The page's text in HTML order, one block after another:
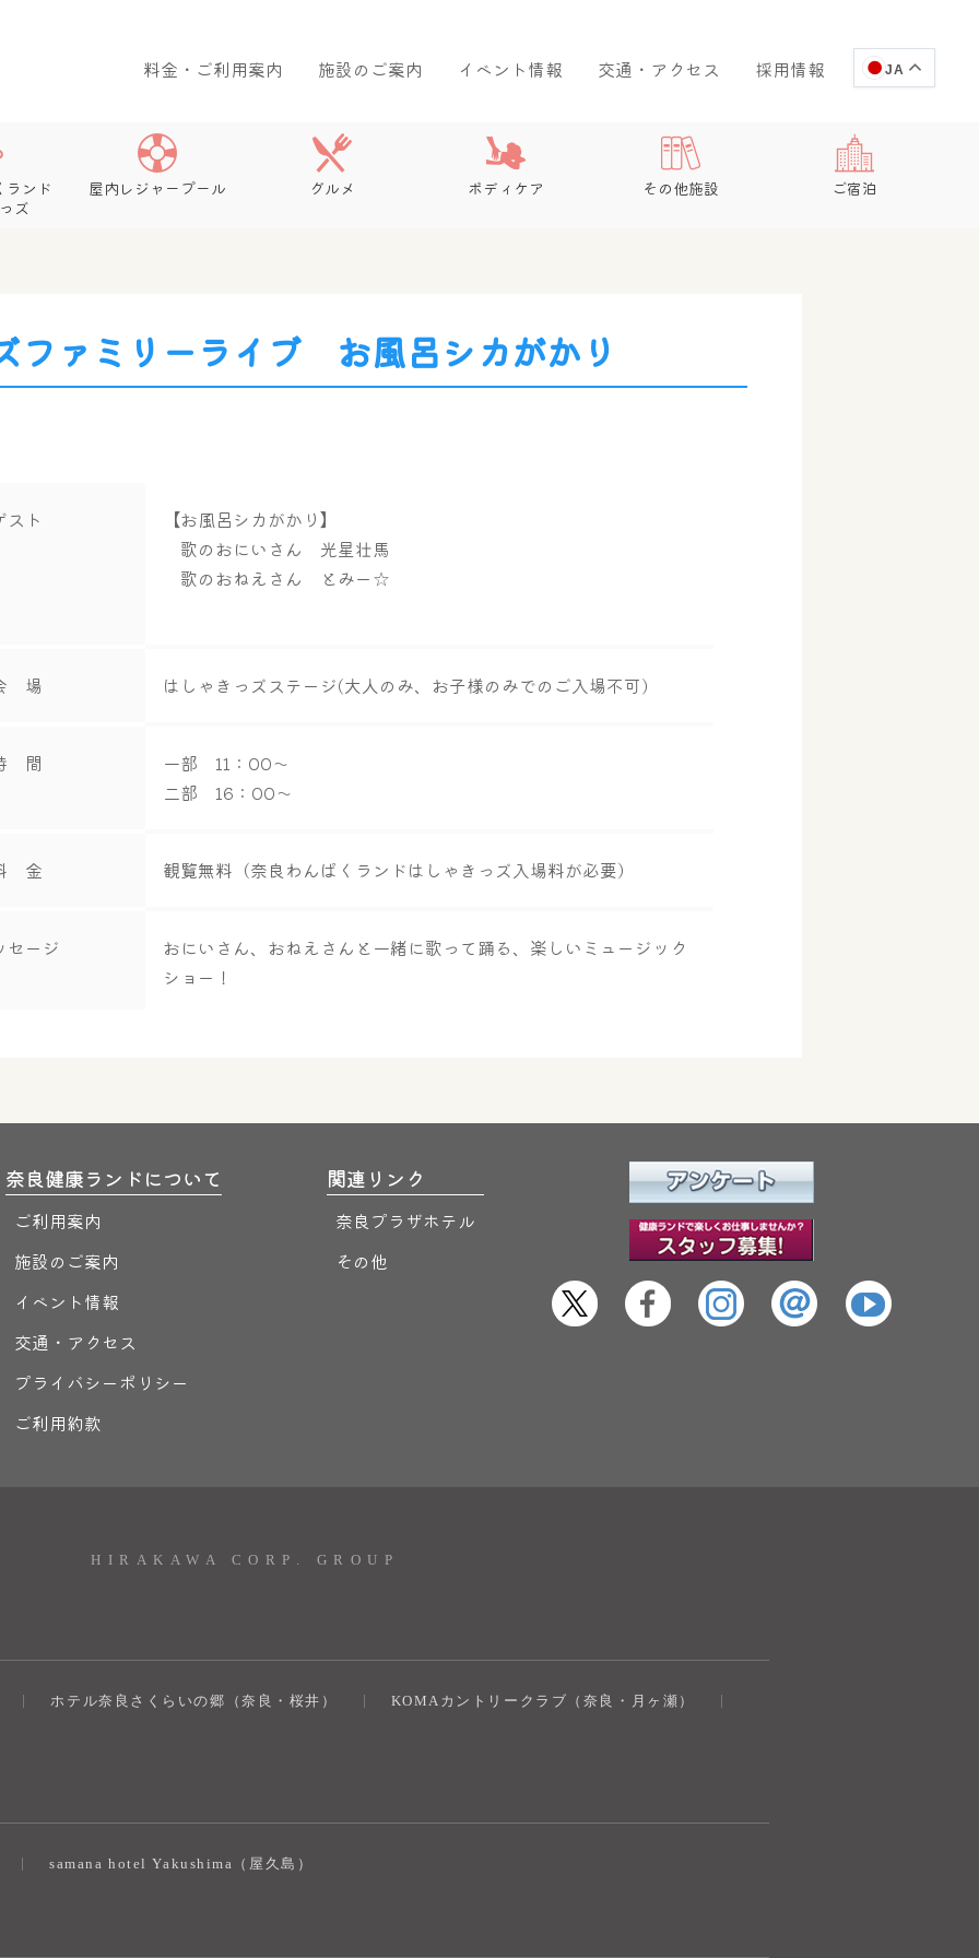
料金・ご利用案内 施設のご案内 イベント情報 交通・アクセス 採用情報 JA
ランド
ズ
屋内レジャープール グルメ ボディケア その他施設 ご宿泊
ファミリーライブ お風呂シカがかり
スト
【お風呂シカがかり】
歌のおにいさん 光星壮馬
歌のおねえさん とみー☆
場 はしゃきっズステージ(大人のみ、お子様のみでのご入場不可)
間
一部 11：00～
二部 16：00～
金 観覧無料（奈良わんぱくランドはしゃきっズ入場料が必要）
セージ
おにいさん、おねえさんと一緒に歌って踊る、楽しいミュージック
ショー！
奈良健康ランドについて
ご利用案内
施設のご案内
イベント情報
交通・アクセス
プライバシーポリシー
ご利用約款
関連リンク
奈良プラザホテル
その他
HIRAKAWA CORP. GROUP
ホテル奈良さくらいの郷（奈良・桜井）
KOMAカントリークラブ（奈良・月ヶ瀬）
samana hotel Yakushima（屋久島）
奈良健康ランド
AIコンシェルジュ